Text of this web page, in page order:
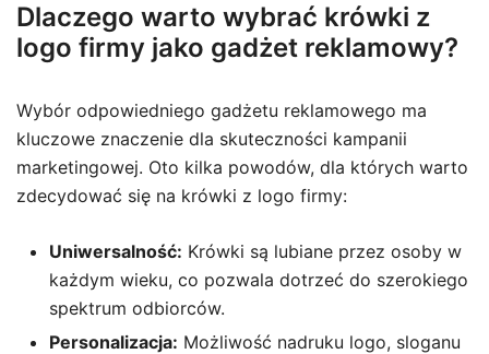
Dlaczego warto wybrać krówki z
logo firmy jako gadżet reklamowy?
Wybór odpowiedniego gadżetu reklamowego ma
kluczowe znaczenie dla skuteczności kampanii
marketingowej. Oto kilka powodów, dla których warto
zdecydować się na krówki z logo firmy:
Uniwersalność: Krówki są lubiane przez osoby w
każdym wieku, co pozwala dotrzeć do szerokiego
spektrum odbiorców.
Personalizacja: Możliwość nadruku logo, sloganu